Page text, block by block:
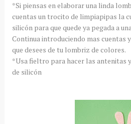
*Si piensas en elaborar una linda
cuentas un trocito de limpiapipas la
silicón para que quede ya pegada a
Continua introduciendo mas cuentas
que desees de tu lombriz de colores.
*Usa fieltro para hacer las antenitas
de silicón